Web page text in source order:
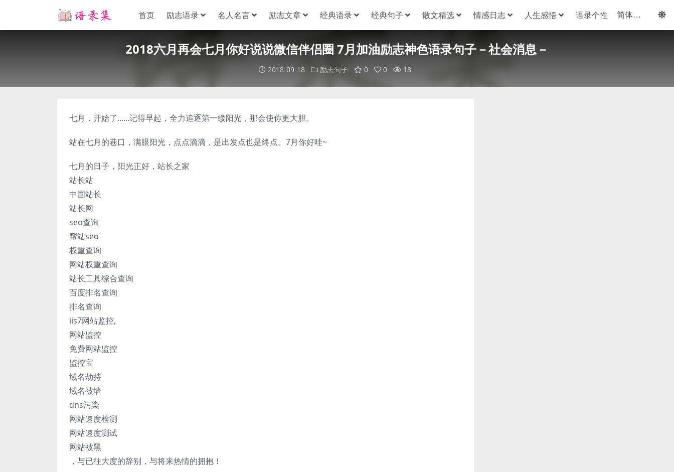
首页 励志语录 名人名言 励志文章 经典语录 经典句子 散文精选 情感日志 人生感悟 语录个性
2018六月再会七月你好说说微信伴侣圈 7月加油励志神色语录句子－社会消息－
2018-09-18 励志句子 0 0 13
七月，开始了......记得早起，全力追逐第一缕阳光，那会使你更大胆。
站在七月的巷口，满眼阳光，点点滴滴，是出发点也是终点。7月你好哇~
七月的日子，阳光正好，站长之家
站长站
中国站长
站长网
seo查询
帮站seo
权重查询
网站权重查询
站长工具综合查询
百度排名查询
排名查询
iis7网站监控,
网站监控
免费网站监控
监控宝
域名劫持
域名被墙
dns污染
网站速度检测
网站速度测试
网站被黑
，与已往大度的辞别，与将来热情的拥抱！